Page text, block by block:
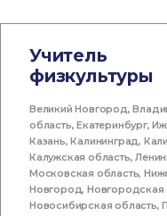
Учитель
физкультуры
Великий Новгород,
область,Екатеринбург,
Казань,Калининград,
Калужская область,
Московская область,
Новгород,Новгородская
Новосибирская область,